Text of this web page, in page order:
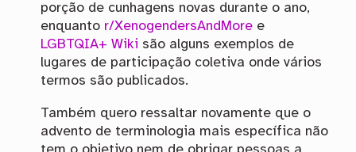
porção de cunhagens novas durante o ano,
enquanto r/XenogendersAndMoree
LGBTQIA+ Wiki são alguns exemplos de
lugares de participação coletiva onde vários
termos são publicados.
Também quero ressaltar novamente que o
advento de terminologia mais específica não